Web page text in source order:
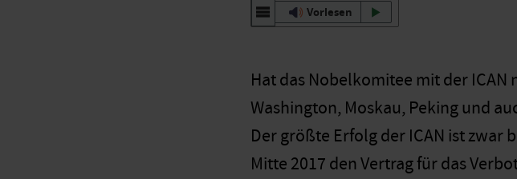
Vorlesen
Hat das Nobelkomitee mit der
Washington, Moskau, Peking und
Der größte Erfolg der ICAN ist zwar
Mitte 2017 den Vertrag für das